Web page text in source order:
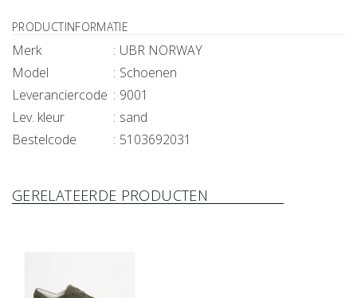
PRODUCTINFORMATIE
Merk
UBR NORWAY
Model
Schoenen
Leveranciercode
9001
Lev. kleur
sand
Bestelcode
5103692031
GERELATEERDE PRODUCTEN